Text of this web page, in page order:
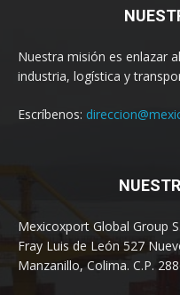
Nuestra misión es enlazar
industria, logística y
Escríbenos:
Mexicoxport Global Group
Fray Luis de León 527
Manzanillo, Colima. C.P.